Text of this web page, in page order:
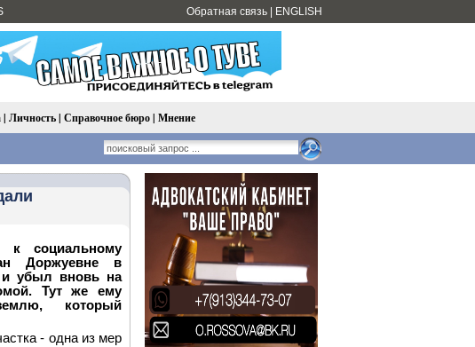
Обратная связь ENGLISH
| Личность| Справочное бюро| Мнение
к социальному
Доржуевне в
и убыл вновь на
Тут же ему
который
- одна из мер